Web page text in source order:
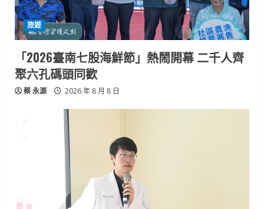
旅遊
「2026臺南七股海鮮節」熱鬧開幕 二千人齊
聚六孔碼頭同歡
蔡 永源 2026 年 8 月 8 日